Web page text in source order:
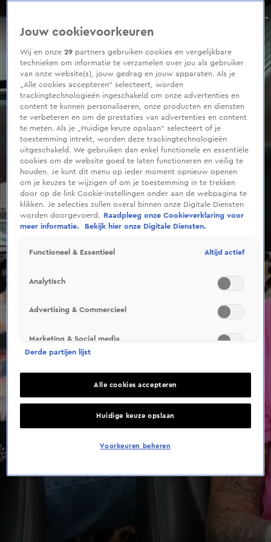
Zien we Charissa binnenkort op OnlyFans?
Aflevering 8, Seizoen 1
of
seconds
Jouw cookievoorkeuren
Wij en onze29 partners gebruiken cookies en vergelijkbare
technieken om informatie te verzamelen over jou als gebruiker
van onze website(s), jouw gedrag en jouw apparaten. Als je
„Alle cookies accepteren” selecteert, worden
trackingtechnologieën ingeschakeld om onze advertenties en
content te kunnen personaliseren, onze producten en diensten
te verbeteren en om de prestaties van advertenties en content
te meten. Als je „Huidige keuze opslaan” selecteert of je
toestemming intrekt, worden deze trackingtechnologieën
uitgeschakeld. We gebruiken dan enkel functionele en essentiële
cookies om de website goed te laten functioneren en veilig te
houden. Je kunt dit menu op ieder moment opnieuw openen
om je keuzes te wijzigen of om je toestemming in te trekken
door op de link Cookie-instellingen onder aan de webpagina te
klikken. Je selecties zullen overal binnen onze Digitale Diensten
worden doorgevoerd.
Raadpleeg onze Cookieverklaring voor
meer informatie.
Bekijk hier onze Digitale Diensten.
Functioneel & Essentieel Altijd actief
Analytisch
Advertising & Commercieel
Marketing & Social media
Derde partijen lijst
Alle cookies accepteren
Huidige keuze opslaan
Voorkeuren beheren